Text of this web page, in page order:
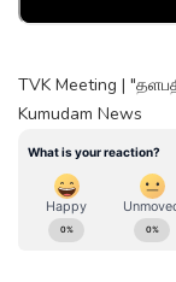
TVK Meeting |
Kumudam News